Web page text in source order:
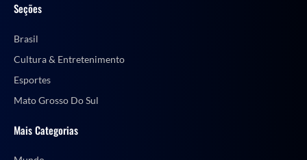
Seções
Brasil
Cultura & Entretenimento
Esportes
Mato Grosso Do Sul
Mais Categorias